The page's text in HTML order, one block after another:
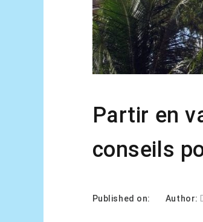
Partir en
conseils
Published on: Author: